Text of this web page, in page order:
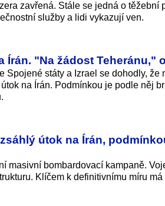
zavřená. Stále se jedná o těžební
služby a lidi vykazují ven.
Írán. "Na žádost Teheránu,"
Spojené státy a Izrael se dohodly, že
na Írán. Podmínkou je podle něj
útok na Írán,
masivní bombardovací kampaně.
Klíčem k definitivnímu míru